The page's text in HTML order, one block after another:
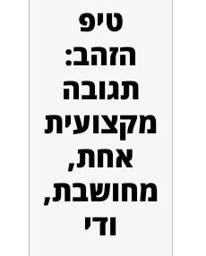
טיפ
הזהב:
תגובה
מקצועית
אחת,
מחושבת,
ודי